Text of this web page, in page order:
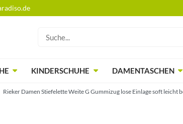
KINDERSCHUHE DAMENTASCHEN
Rieker Damen Stiefelette Weite G Gummizug lose Einlage soft leicht